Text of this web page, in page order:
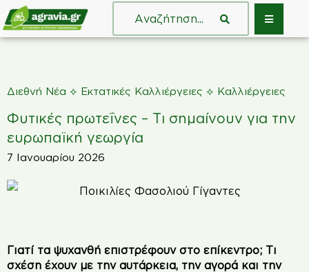
Διεθνή Νέα ⟡ Εκτατικές Καλλιέργειες ⟡ Καλλιέργειες
Φυτικές πρωτεΐνες – Τι σημαίνουν για την
ευρωπαϊκή γεωργία
7 Ιανουαρίου 2026
Γιατί τα ψυχανθή επιστρέφουν στο επίκεντρο; Τι
σχέση έχουν με την αυτάρκεια, την αγορά και την